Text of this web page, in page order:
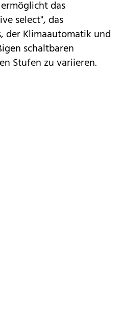
das
select", das
der Klimaautomatik und
schaltbaren
Stufen zu variieren.